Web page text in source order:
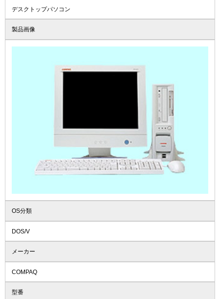
デスクトップパソコン
製品画像
OS分類
DOS/V
メーカー
COMPAQ
型番